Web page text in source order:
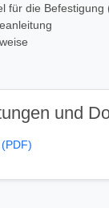
für die Befestigung
und